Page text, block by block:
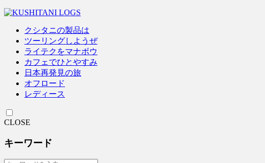
クシタニの製品は
ツーリングしようぜ
ライテクをマナボウ
カフェでひとやすみ
日本再発見の旅
オフロード
レディース
CLOSE
キーワード